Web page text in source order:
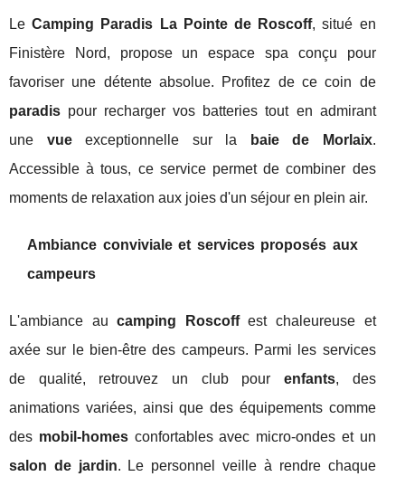
LeCamping Paradis La Pointe de Roscoff, situé en
Finistère Nord, propose un espace spa conçu pour
favoriser une détente absolue. Profitez de ce coin de
paradis pour recharger vos batteries tout en admirant
une vueexceptionnelle sur la baie de Morlaix.
Accessible à tous, ce service permet de combiner des
moments de relaxation aux joies d'un séjour en plein air.
Ambiance conviviale et services proposés aux
campeurs
L'ambiance aucamping Roscoffest chaleureuse et
axée sur le bien-être des campeurs. Parmi les services
de qualité, retrouvez un club pour enfants, des
animations variées, ainsi que des équipements comme
des mobil-homesconfortables avec micro-ondes et un
salon de jardin. Le personnel veille à rendre chaque